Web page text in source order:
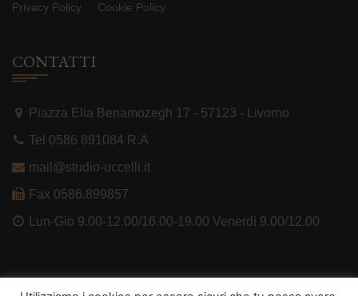
Privacy Policy Cookie Policy
CONTATTI
Piazza Elia Benamozegh 17 - 57123 - Livorno
Tel 0586 891084 R.A
mail@studio-uccelli.it
Fax 0586.899857
Lun-Gio 9.00-12.00/16.00-19.00 Venerdì 9.00/12.00